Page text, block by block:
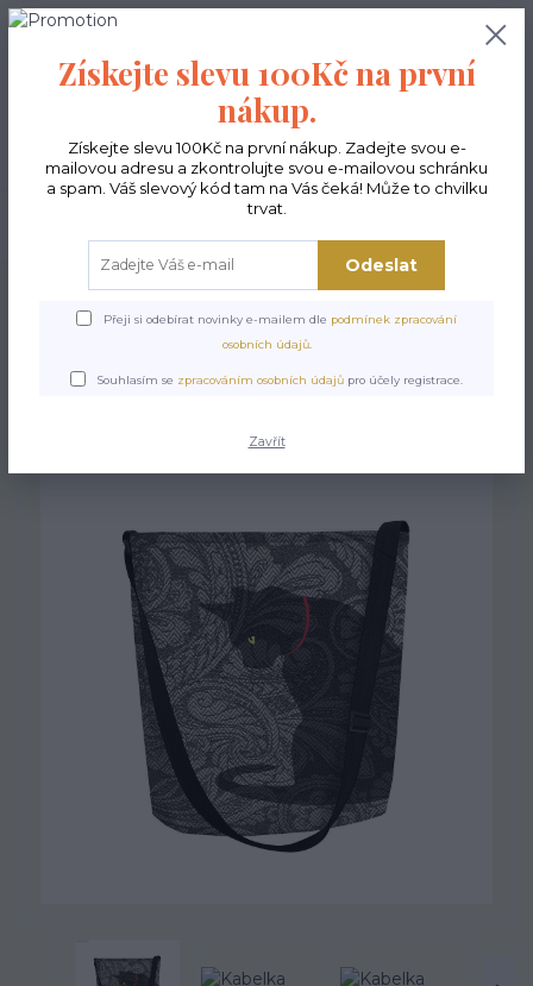
0,00 Kč
Kabelky ekologické Kabelky střední
Kabelka Funky Kleks
Získejte slevu 100Kč na první
nákup.
Získejte slevu 100Kč na první nákup. Zadejte svou e-
mailovou adresu a zkontrolujte svou e-mailovou schránku
a spam. Váš slevový kód tam na Vás čeká! Může to chvilku
trvat.
Odeslat
Přeji si odebírat novinky e-mailem dle podmínek zpracování
osobních údajů.
Souhlasím se zpracováním osobních údajů pro účely registrace.
Zavřít